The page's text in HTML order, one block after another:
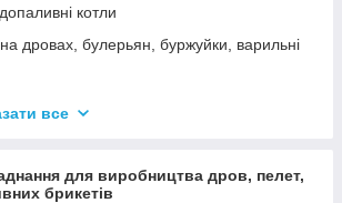
котли
дровах, булерьян, буржуйки, варильні
електричні
все
для виробництва дров, пелет,
брикетів